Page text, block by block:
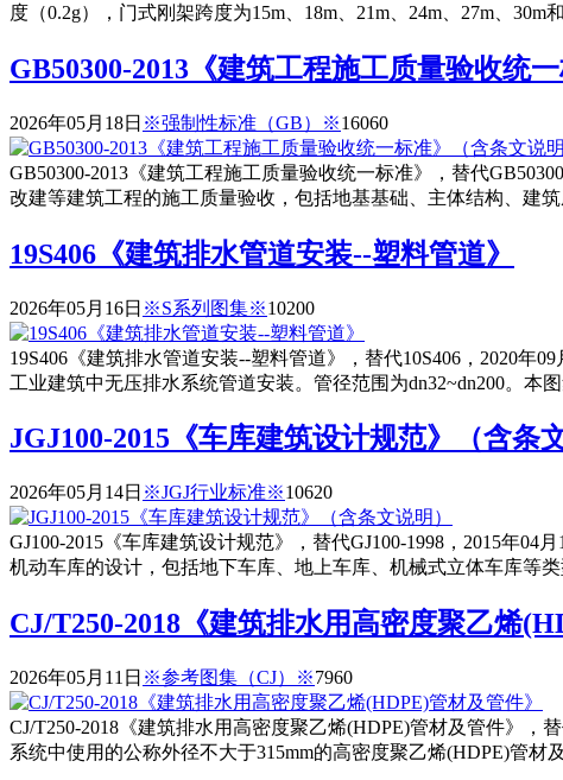
度（0.2g），门式刚架跨度为15m、18m、21m、24m、27m、
GB50300-2013《建筑工程施工质量验收统
2026年05月18日 ※强制性标准（GB）※16060
GB50300-2013《建筑工程施工质量验收统一标准》，替代
改建等建筑工程的施工质量验收，包括地基基础、主体结构、建
19S406《建筑排水管道安装--塑料管道》
2026年05月16日 ※S系列图集※10200
19S406《建筑排水管道安装--塑料管道》，替代10S406，2020
工业建筑中无压排水系统管道安装。管径范围为dn32~dn200。
JGJ100-2015《车库建筑设计规范》（含条
2026年05月14日 ※JGJ行业标准※10620
GJ100-2015《车库建筑设计规范》，替代GJ100-1998，2015年
机动车库的设计，包括地下车库、地上车库、机械式立体车库等
CJ/T250-2018《建筑排水用高密度聚乙烯
2026年05月11日 ※参考图集（CJ）※7960
CJ/T250-2018《建筑排水用高密度聚乙烯(HDPE)管材及管件》，
系统中使用的公称外径不大于315mm的高密度聚乙烯(HDPE)管